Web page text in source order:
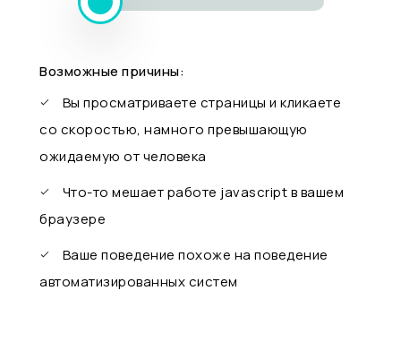
Возможные причины:
Вы просматриваете страницы и кликаете
со скоростью, намного превышающую
ожидаемую от человека
Что-то мешает работе javascript в вашем
браузере
Ваше поведение похоже на поведение
автоматизированных систем